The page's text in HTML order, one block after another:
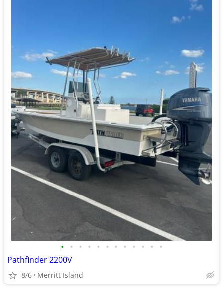
• • • • • • • • • • • •
Pathfinder 2200V
8/6 Merritt Island